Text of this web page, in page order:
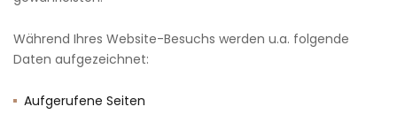
Während Ihres Website-Besuchs werden u.a. folgende
Daten aufgezeichnet:
Aufgerufene Seiten